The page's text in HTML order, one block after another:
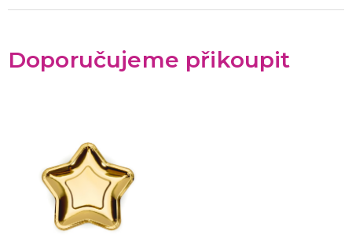
Doporučujeme přikoupit